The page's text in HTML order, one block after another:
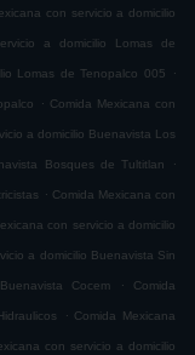
con servicio a domicilio
a domicilio Lomas de
Lomas de Tenopalco 005 .
. Comida Mexicana con
a domicilio Buenavista Los
Bosques de Tultitlan .
. Comida Mexicana con
con servicio a domicilio
a domicilio Buenavista Sin
Cocem . Comida
. Comida Mexicana
con servicio a domicilio